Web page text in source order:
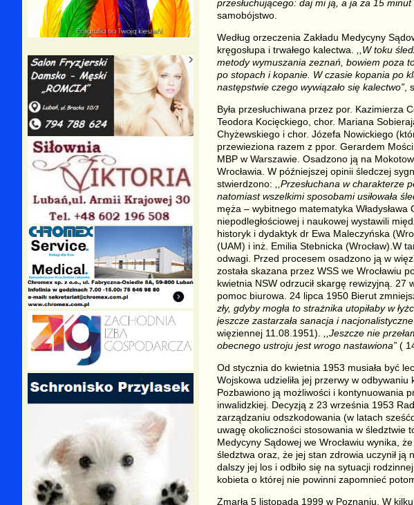
przesłuchującego: daj mi ją, a ja za 15 minut
samobójstwo.
Według orzeczenia Zakładu Medycyny
kręgosłupa i trwałego kalectwa.
,,W toku
metody wymuszania zeznań, bowiem poza
po stopach i kopanie. W czasie kopania po
następstwie czego wywiązało się kalectwo”,
Była przesłuchiwana przez por. Kazimierza
Teodora Kocięckiego, chor. Mariana
Chyżewskiego i chor. Józefa Nowickiego
przewieziona razem z ppor. Gerardem
MBP w Warszawie. Osadzono ją na
Wrocławia. W późniejszej opinii śledczej
stwierdzono:
,,Przesłuchana w charakterze
natomiast wszelkimi sposobami usiłowała
męża – wybitnego matematyka
niepodległościowej i naukowej wystawili
historyk i dydaktyk dr Ewa Maleczyńska
(UAM) i inż. Emilia Stebnicka (Wrocław).W
odwagi. Przed procesem osadzono ją w
została skazana przez WSS we Wrocławiu
kwietnia NSW odrzucił skargę rewizyjną.
pomoc biurowa. 24 lipca 1950 Bierut
zły, gdyby mogła to strażnika utopiłaby w
jeszcze zastarzała sanacja i
więziennej 11.08.1951).
,,Jeszcze nie
obecnego ustroju jest wrogo nastawiona” (
Od stycznia do kwietnia 1953 musiała być
Wojskowa udzieliła jej przerwy w odbywaniu
Pozbawiono ją możliwości i kontynuowania
inwalidzkiej. Decyzją z 23 września 1953
zarządzaniu odszkodowania (w latach
uwagę okoliczności stosowania w śledztwie
Medycyny Sądowej we Wrocławiu wynika,
śledztwa oraz, że jej stan zdrowia uczynił ją
dalszy jej los i odbiło się na sytuacji
kobieta o której nie powinni zapomnieć
Zmarła 5 listopada 1999 w Poznaniu. W